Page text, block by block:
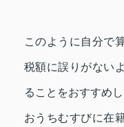
このように自分で
税額に誤りがない
ることをおすすめし
おうちむすびに在